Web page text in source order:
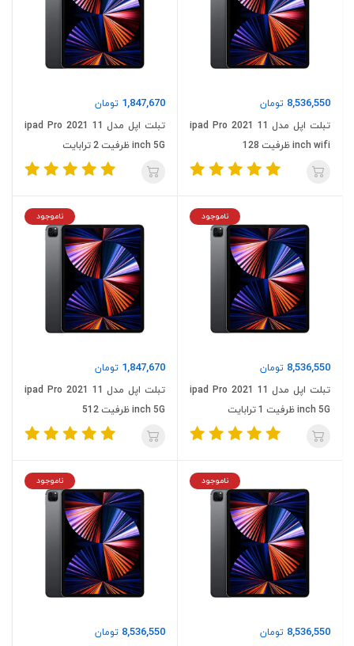
8,536,550 تومان
تبلت اپل مدل ipad Pro 2021 11
inch wifi ظرفیت 128
1,847,670 تومان
تبلت اپل مدل ipad Pro 2021 11
inch 5G ظرفیت 2 ترابایت
8,536,550 تومان
ناموجود
تبلت اپل مدل ipad Pro 2021 11
inch 5G ظرفیت 1 ترابایت
1,847,670 تومان
ناموجود
تبلت اپل مدل ipad Pro 2021 11
inch 5G ظرفیت 512
8,536,550 تومان
ناموجود
8,536,550 تومان
ناموجود